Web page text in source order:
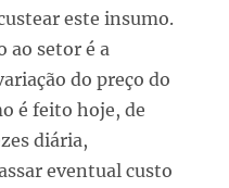
este insumo.
ao setor é a
do preço do
é feito hoje, de
diária,
eventual custo